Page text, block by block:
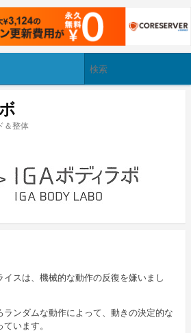
＆整体
スは、機械的な動作の反復を嫌いまし
ンダムな動作によって、動きの決定的な
います。